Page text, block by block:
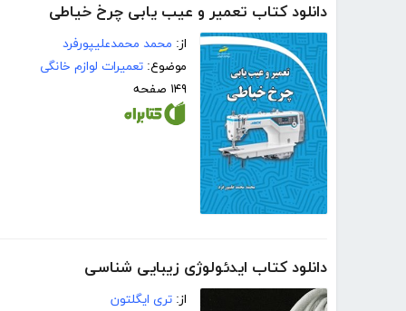
دانلود کتاب تعمیر و عیب یابی چرخ خیاطی
از: محمد محمدعلیپورفرد
موضوع: تعمیرات لوازم خانگی
۱۴۹ صفحه
دانلود کتاب ایدئولوژی زیبایی شناسی
از: تری ایگلتون